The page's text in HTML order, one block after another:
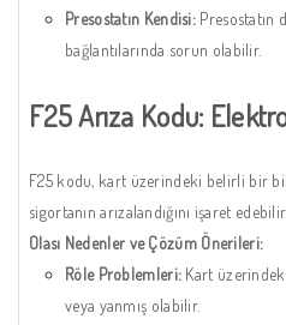
Presostatın Kendisi: Presostatın
bağlantılarında sorun olabilir.
F25 Arıza Kodu:
F25 kodu, kart üzerindeki belirli bir
sigortanın arızalandığını işaret edebilir.
Olası Nedenler ve Çözüm Önerileri:
Röle Problemleri: Kart
veya yanmış olabilir.